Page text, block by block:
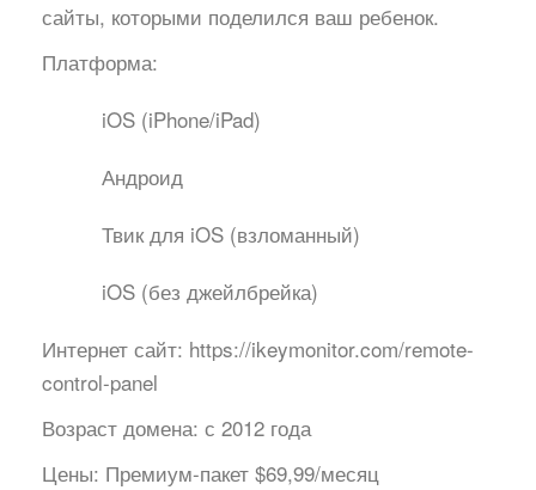
сайты, которыми поделился ваш ребенок.
Платформа:
iOS (iPhone/iPad)
Андроид
Твик для iOS (взломанный)
iOS (без джейлбрейка)
Интернет сайт: https://ikeymonitor.com/remote-
control-panel
Возраст домена: с 2012 года
Цены: Премиум-пакет $69,99/месяц